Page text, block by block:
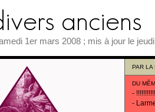
1er mars 2008 ; mis à jour le
PAR LA
DU
-
-